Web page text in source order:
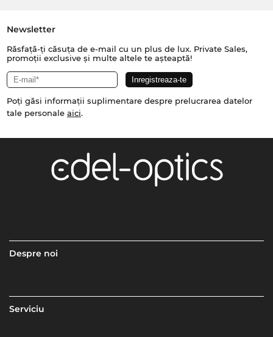
Newsletter
Răsfață-ți căsuța de e-mail cu un plus de lux. Private Sales,
promoții exclusive și multe altele te așteaptă!
Poți găsi informații suplimentare despre prelucrarea datelor
tale personale aici.
Despre noi
Serviciu